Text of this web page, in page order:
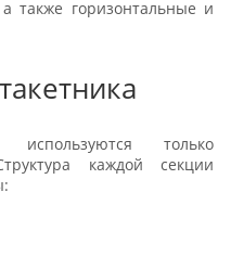
также горизонтальные и
только
каждой секции